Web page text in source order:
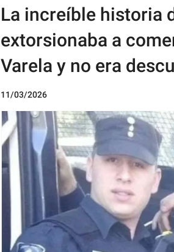
La increíble historia
extorsionaba a
Varela y no era
11/03/2026